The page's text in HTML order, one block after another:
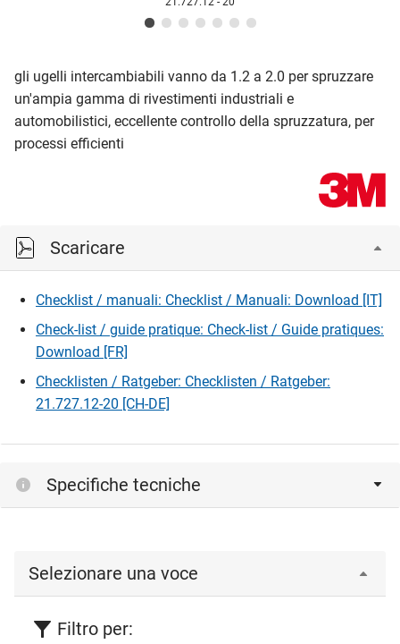
gli ugelli intercambiabili vanno da 1.2 a 2.0 per spruzzare
un'ampia gamma di rivestimenti industriali e
automobilistici, eccellente controllo della spruzzatura, per
processi efficienti
Scaricare
Checklist / manuali: Checklist / Manuali: Download [IT]
Check-list / guide pratique: Check-list / Guide pratiques:
Download [FR]
Checklisten / Ratgeber: Checklisten / Ratgeber:
21.727.12-20 [CH-DE]
Specifiche tecniche
Selezionare una voce
Filtro per: